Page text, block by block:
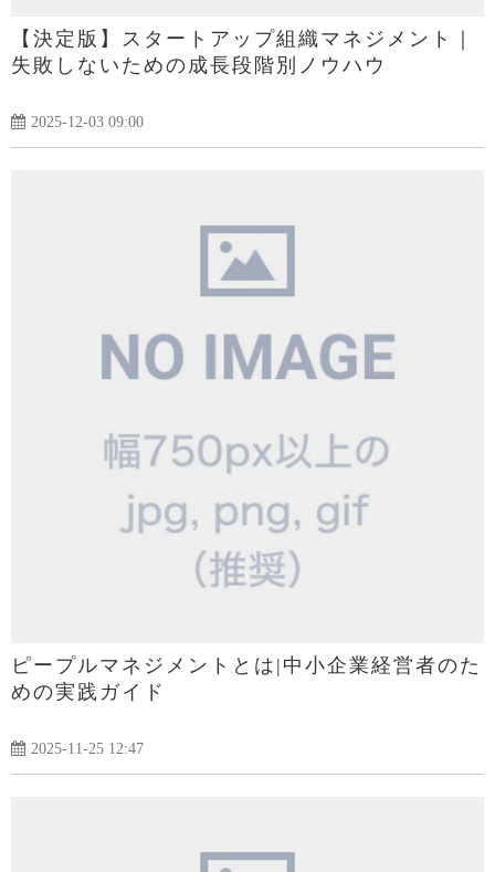
【決定版】スタートアップ組織マネジメント｜
失敗しないための成長段階別ノウハウ
2025-12-03 09:00
ピープルマネジメントとは|中小企業経営者のた
めの実践ガイド
2025-11-25 12:47